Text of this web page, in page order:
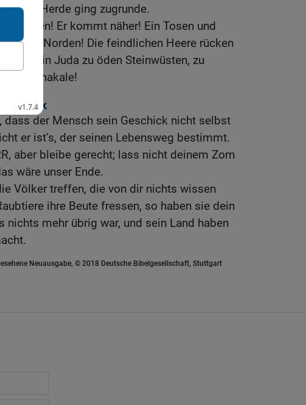
ihre Herde ging zugrunde.
zu hören! Er kommt näher! Ein Tosen und
im Norden! Die feindlichen Heere rücken
Städte in Juda zu öden Steinwüsten, zu
für Schakale!
Volk
dass der Mensch sein Geschick nicht selbst
er ist’s, der seinen Lebensweg bestimmt.
aber bleibe gerecht; lass nicht deinem Zorn
wäre unser Ende.
Völker treffen, die von dir nichts wissen
ihre Beute fressen, so haben sie dein
nichts mehr übrig war, und sein Land haben
Neuausgabe, © 2018 Deutsche Bibelgesellschaft, Stuttgart